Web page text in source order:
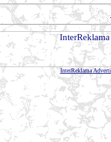
InterReklama